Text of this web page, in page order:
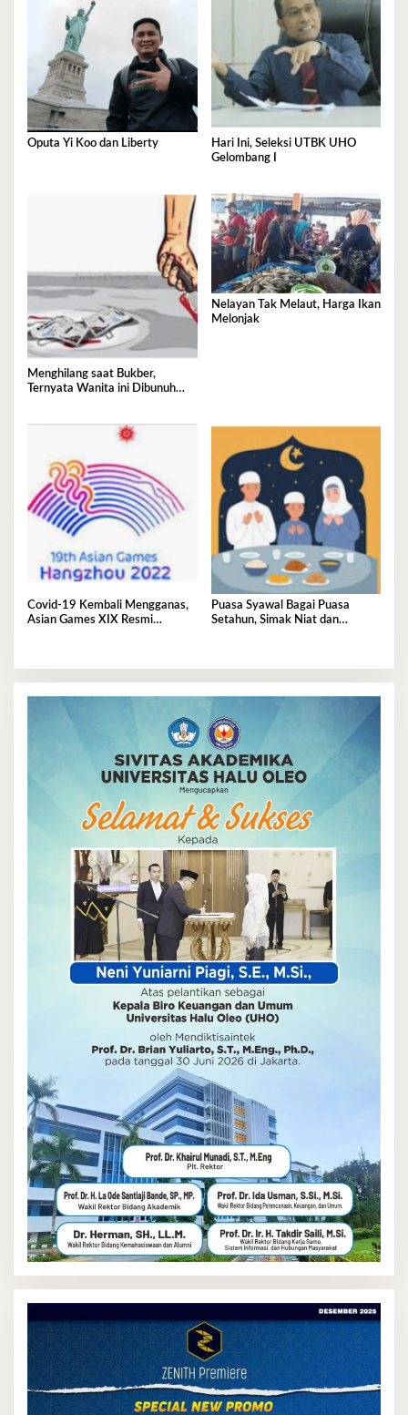
Oputa Yi Koo dan Liberty
Hari Ini, Seleksi UTBK UHO
Gelombang I
Menghilang saat Bukber,
Ternyata Wanita ini Dibunuh
Nelayan Tak Melaut, Harga Ikan
Melonjak
Covid-19 Kembali Mengganas,
Asian Games XIX Resmi
Puasa Syawal Bagai Puasa
Setahun, Simak Niat dan